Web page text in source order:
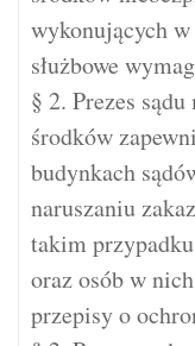
wykonujących
służbowe
§ 2. Prezes
środków
budynkach
naruszaniu
takim
oraz osób w
przepisy o